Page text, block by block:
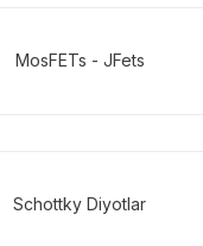
MosFETs - JFets
Schottky Diyotlar